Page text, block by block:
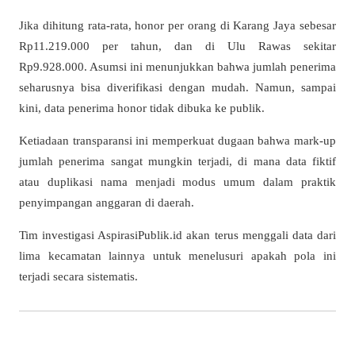
Jika dihitung rata-rata, honor per orang di Karang Jaya sebesar
Rp11.219.000 per tahun, dan di Ulu Rawas sekitar
Rp9.928.000. Asumsi ini menunjukkan bahwa jumlah penerima
seharusnya bisa diverifikasi dengan mudah. Namun, sampai
kini, data penerima honor tidak dibuka ke publik.
Ketiadaan transparansi ini memperkuat dugaan bahwa mark-up
jumlah penerima sangat mungkin terjadi, di mana data fiktif
atau duplikasi nama menjadi modus umum dalam praktik
penyimpangan anggaran di daerah.
Tim investigasi AspirasiPublik.id akan terus menggali data dari
lima kecamatan lainnya untuk menelusuri apakah pola ini
terjadi secara sistematis.